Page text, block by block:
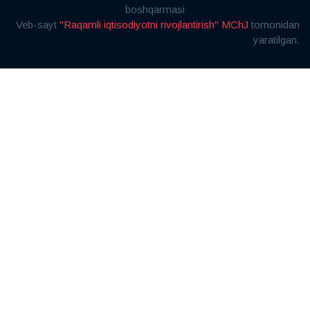
boshqarmasi
Veb-sayt "Raqamli iqtisodiyotni rivojlantirish" MChJ tomonidan
yaratilgan.